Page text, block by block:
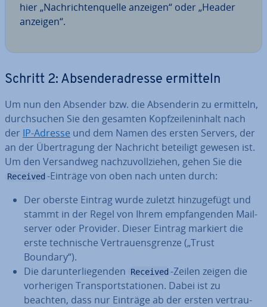
hier „Nach­rich­ten­quel­le anzeigen“ oder „Header
anzeigen“.
Schritt 2: Ab­sen­der­adres­se ermitteln
Um nun den Absender bzw. die Ab­sen­de­rin zu ermitteln,
durch­su­chen Sie den gesamten Kopf­zei­len­in­halt nach
der IP-Adresse und dem Namen des ersten Servers, der
an der Über­tra­gung der Nachricht beteiligt gewesen ist.
Um den Ver­sand­weg nach­zu­voll­zie­hen, gehen Sie die
Received -Einträge von oben nach unten durch:
Der oberste Eintrag wurde zuletzt hin­zu­ge­fügt und
stammt in der Regel von Ihrem emp­fan­gen­den Mail­
ser­ver oder Provider. Dieser Eintrag markiert die
erste tech­ni­sche Ver­trau­ens­gren­ze („Trust
Boundary“).
Die dar­un­ter­lie­gen­den
Received -Zeilen zeigen die
vor­he­ri­gen Trans­port­sta­tio­nen. Dabei ist zu
beachten, dass nur Einträge ab der ersten ver­trau­